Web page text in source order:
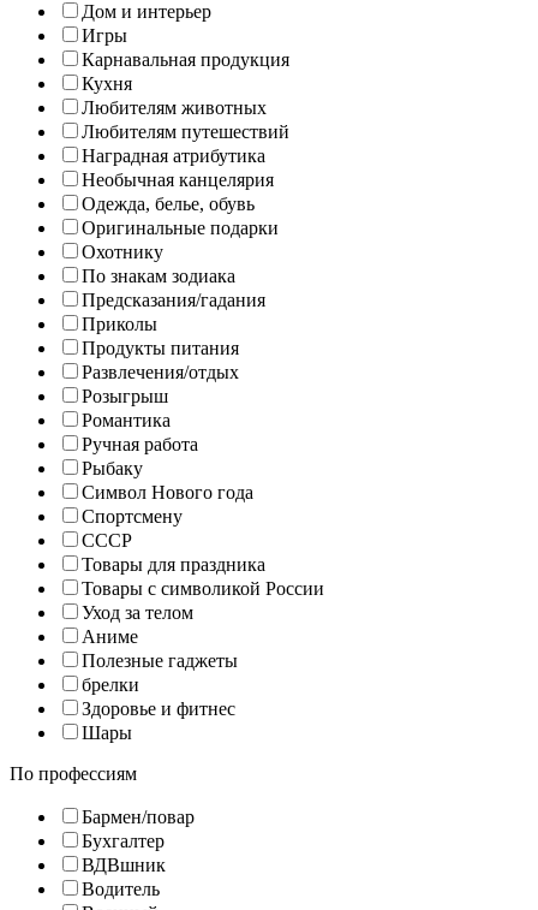
Дом и интерьер
Игры
Карнавальная продукция
Кухня
Любителям животных
Любителям путешествий
Наградная атрибутика
Необычная канцелярия
Одежда, белье, обувь
Оригинальные подарки
Охотнику
По знакам зодиака
Предсказания/гадания
Приколы
Продукты питания
Развлечения/отдых
Розыгрыш
Романтика
Ручная работа
Рыбаку
Символ Нового года
Спортсмену
СССР
Товары для праздника
Товары с символикой России
Уход за телом
Аниме
Полезные гаджеты
брелки
Здоровье и фитнес
Шары
По профессиям
Бармен/повар
Бухгалтер
ВДВшник
Водитель